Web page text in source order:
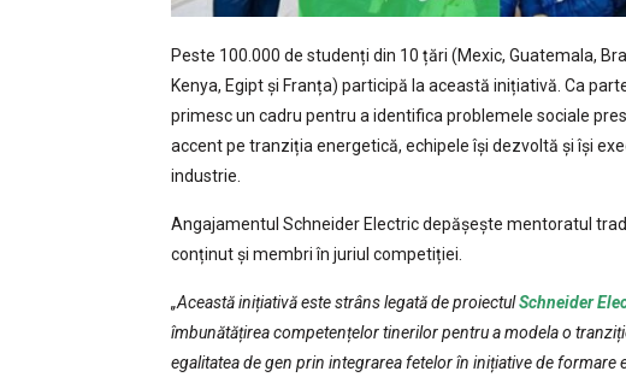
Peste 100.000 de studenți din 10 țări (Mexic, Guatemala,
Kenya, Egipt și Franța) participă la această inițiativă. Ca
primesc un cadru pentru a identifica problemele sociale
accent pe tranziția energetică, echipele își dezvoltă și își
industrie.
Angajamentul Schneider Electric depășește mentoratul
conținut și membri în juriul competiției.
„Această inițiativă este strâns legată de proiectulSchneider
îmbunătățirea competențelor tinerilor pentru a modela o
egalitatea de gen prin integrarea fetelor în inițiative de formare